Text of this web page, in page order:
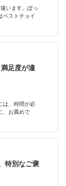
います。ぽっ
ベストチョイ
足度が違
は、時間が必
、お薦めで
特別なご褒